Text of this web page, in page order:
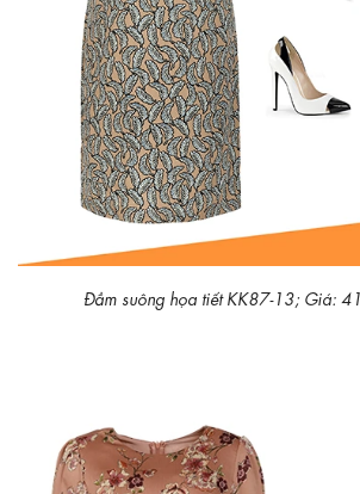
Đầm suông họa tiết KK87-13; Giá: